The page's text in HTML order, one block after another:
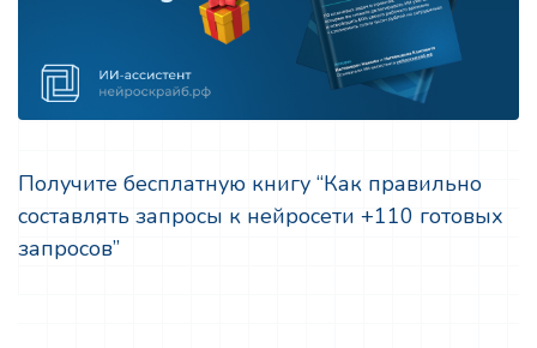
Получите бесплатную книгу “Как правильно
составлять запросы к нейросети +110 готовых
запросов”